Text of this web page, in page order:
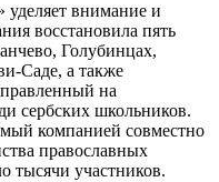
внимание и
восстановила пять
Голубинцах,
Саде, а также
на
сербских школьников.
компанией совместно
православных
тысячи участников.